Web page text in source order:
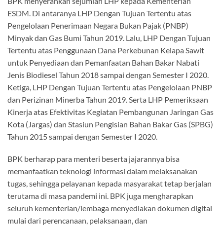
ESDM. Di antaranya LHP Dengan Tujuan Tertentu atas
Pengelolaan Penerimaan Negara Bukan Pajak (PNBP)
Minyak dan Gas Bumi Tahun 2019. Lalu, LHP Dengan Tujuan
Tertentu atas Penggunaan Dana Perkebunan Kelapa Sawit
untuk Penyediaan dan Pemanfaatan Bahan Bakar Nabati
Jenis Biodiesel Tahun 2018 sampai dengan Semester I 2020.
Ketiga, LHP Dengan Tujuan Tertentu atas Pengelolaan PNBP
dan Perizinan Minerba Tahun 2019. Serta LHP Pemeriksaan
Kinerja atas Efektivitas Kegiatan Pembangunan Jaringan Gas
Kota (Jargas) dan Stasiun Pengisian Bahan Bakar Gas (SPBG)
Tahun 2015 sampai dengan Semester I 2020.
BPK berharap para menteri beserta jajarannya bisa
memanfaatkan teknologi informasi dalam melaksanakan
tugas, sehingga pelayanan kepada masyarakat tetap berjalan
terutama di masa pandemi ini. BPK juga mengharapkan
seluruh kementerian/lembaga menyediakan dokumen digital
mulai dari perencanaan, pelaksanaan, dan